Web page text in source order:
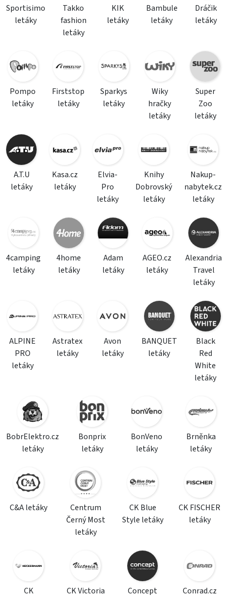
Sportisimo
letáky
Takko
fashion
letáky
KIK
letáky
Bambule
letáky
Dráčik
letáky
Pompo
letáky
Firststop
letáky
Sparkys
letáky
Wiky
hračky
letáky
Super
Zoo
letáky
A.T.U
letáky
Kasa.cz
letáky
Elvia-
Pro
letáky
Knihy
Dobrovský
letáky
Nakup-
nabytek.cz
letáky
4camping
letáky
4home
letáky
Adam
letáky
AGEO.cz
letáky
Alexandria
Travel
letáky
ALPINE
PRO
letáky
Astratex
letáky
Avon
letáky
BANQUET
letáky
Black
Red
White
letáky
BobrElektro.cz
letáky
Bonprix
letáky
BonVeno
letáky
Brněnka
letáky
C&A letáky
Centrum
Černý Most
letáky
CK Blue
Style letáky
CK FISCHER
letáky
CK
CK Victoria
Concept
Conrad.cz